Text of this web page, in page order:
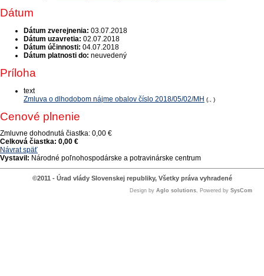
Dátum
Dátum zverejnenia: 03.07.2018
Dátum uzavretia: 02.07.2018
Dátum účinnosti: 04.07.2018
Dátum platnosti do: neuvedený
Príloha
text
Zmluva o dlhodobom nájme obalov číslo 2018/05/02/MH (., )
Cenové plnenie
Zmluvne dohodnutá čiastka: 0,00 €
Celková čiastka: 0,00 €
Návrat späť
Vystavil: Národné poľnohospodárske a potravinárske centrum
©2011 - Úrad vlády Slovenskej republiky, Všetky práva vyhradené
Design by Aglo solutions, Powered by SysCom